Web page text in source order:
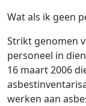
Wat als ik geen
Strikt genomen
personeel in
16 maart 2006
werken aan